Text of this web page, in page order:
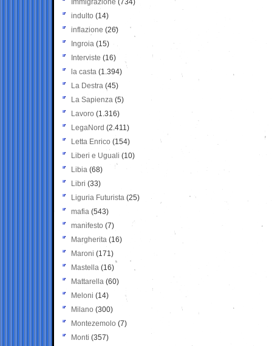
Immigrazione (734)
indulto (14)
inflazione (26)
Ingroia (15)
Interviste (16)
la casta (1.394)
La Destra (45)
La Sapienza (5)
Lavoro (1.316)
LegaNord (2.411)
Letta Enrico (154)
Liberi e Uguali (10)
Libia (68)
Libri (33)
Liguria Futurista (25)
mafia (543)
manifesto (7)
Margherita (16)
Maroni (171)
Mastella (16)
Mattarella (60)
Meloni (14)
Milano (300)
Montezemolo (7)
Monti (357)